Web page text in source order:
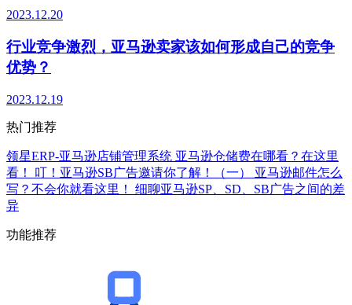
2023.12.20
行业竞争激烈，亚马逊卖家该如何形成自己的竞争
优势？
2023.12.19
热门推荐
领星ERP-亚马逊店铺管理系统 亚马逊仓储费在哪看？在这里
看！
叮！亚马逊SB广告邀请你了解！（一）
亚马逊邮件怎么
写？不会你就看这里！
细聊亚马逊SP、SD、SB广告之间的差
异
功能推荐